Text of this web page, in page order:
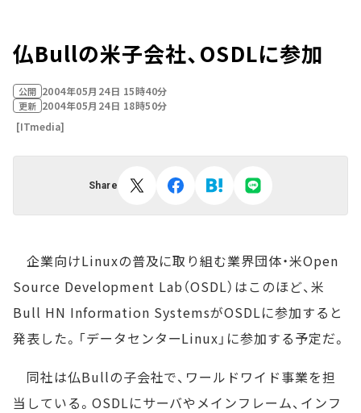
仏Bullの米子会社、OSDLに参加
公開 2004年05月24日 15時40分
更新 2004年05月24日 18時50分
[ITmedia]
Share
企業向けLinuxの普及に取り組む業界団体・米Open
Source Development Lab（OSDL）はこのほど、米
Bull HN Information SystemsがOSDLに参加すると
発表した。「データセンターLinux」に参加する予定だ。
同社は仏Bullの子会社で、ワールドワイド事業を担
当している。OSDLにサーバやメインフレーム、インフ